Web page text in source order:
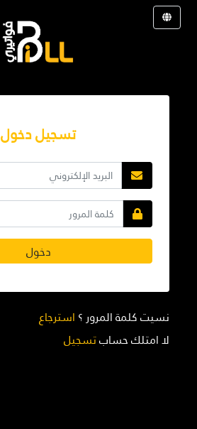
تسجيل دخول
دخول
نسيت كلمة المرور ؟ استرجاع
لا امتلك حسابتسجيل